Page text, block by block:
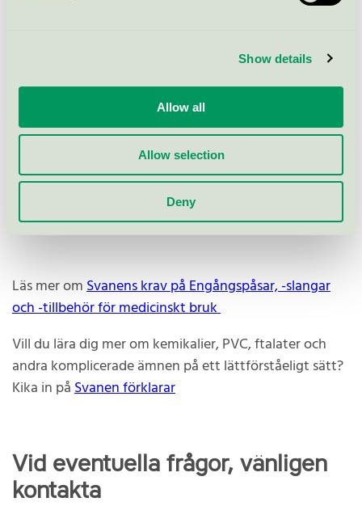
Show details
Allow all
Allow selection
Deny
giftiga, allergiframkallande, misstänkt
hormonförstörande och CMR
(cancerframkallande, mutagena,
reproduktionsförstörande) får inte tillsättas
plasten eller vara del av limmet.
Läs mer omSvanens krav på Engångspåsar, -slangar
och -tillbehör för medicinskt bruk
Vill du lära dig mer om kemikalier, PVC, ftalater och
andra komplicerade ämnen på ett lättförståeligt sätt?
Kika in påSvanen förklarar
Vid eventuella frågor, vänligen
kontakta